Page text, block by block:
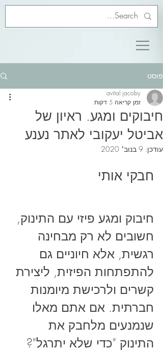
פוסט
חיבוקים ומגע. ראיון של
אביטל יעקובי לאתר נענע
avital jacoby
זמן קריאה 5 דקות
עודכן: 9 בנוב׳ 2020
חבקי אותי
חיבוק ומגע פיזי עם התינוק,
חשובים לא רק מבחינה
רגשית, אלא חיוניים גם
להתפתחות הפיזית, ליצירת
קשרים ולרכישת מיומנות
חברתית. אם אתם מאלו
שנמנעים מלחבק את
התינוק "כדי שלא יתרגל"?